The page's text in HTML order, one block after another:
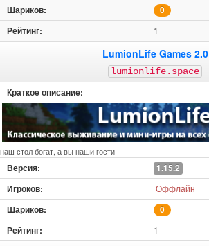
0
1
LumionLife Games 2.0
lumionlife.space
наш стол богат, а вы наши гости
1.15.2
Оффлайн
0
1